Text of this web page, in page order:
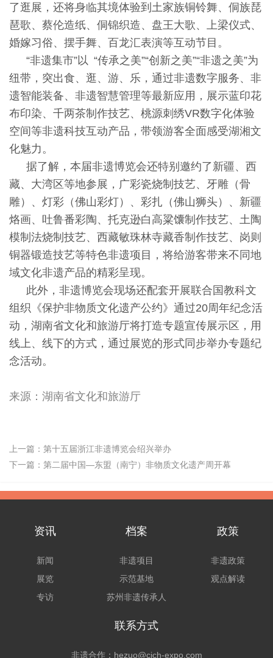
了逛展，还将身临其境体验到土家族铜铃舞、侗族琵
琶歌、蔡伦造纸、侗锦织造、盘王大歌、上梁仪式、
婚嫁习俗、摆手舞、百龙汇表演等互动节目。
“非遗集市”以 “传承之美”“创新之美”“非遗之美”为
纽带，突出食、逛、游、乐，通过非遗数字服务、非
遗智能装备、非遗智慧管理等最新应用，展示蓝印花
布印染、千两茶制作技艺、桃源刺绣VR数字化体验
空间等非遗科技互动产品，带领游客全面感受湖湘文
化魅力。
据了解，本届非遗博览会还特别邀约了新疆、西
藏、大湾区等地参展，广彩瓷烧制技艺、牙雕（骨
雕）、灯彩（佛山彩灯）、彩扎（佛山狮头）、新疆
烙画、吐鲁番彩陶、托克逊白高粱馕制作技艺、土陶
模制法烧制技艺、西藏敏珠林寺藏香制作技艺、岗则
铜器锻造技艺等特色非遗项目，将给游客带来不同地
域文化非遗产品的精彩呈现。
此外，非遗博览会现场还配套开展联合国教科文
组织《保护非物质文化遗产公约》通过20周年纪念活
动，湖南省文化和旅游厅将打造专题宣传展示区，用
线上、线下的方式，通过展览的形式同步举办专题纪
念活动。
来源：湖南省文化和旅游厅
上一篇： 第十五届浙江非遗博览会绍兴举办
下一篇： 第二届中国—东盟（南宁）非物质文化遗产周开幕
资讯
新闻
展览
专访
档案
非遗项目
示范基地
苏州非遗传承人
政策
非遗政策
观点解读
联系方式
非遗合作：hezuo@cich-expo.com